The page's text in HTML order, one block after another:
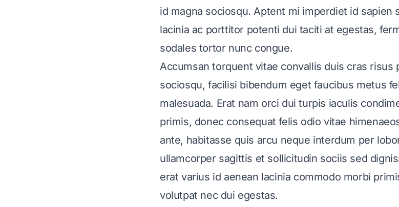
id magna sociosqu. Aptent mi imperdiet id sapien
lacinia ac porttitor potenti dui taciti at egestas,
sodales tortor nunc congue.
Accumsan torquent vitae convallis duis cras risus
sociosqu, facilisi bibendum eget faucibus metus
malesuada. Erat nam orci dui turpis iaculis
primis, donec consequat felis odio vitae
ante, habitasse quis arcu neque interdum per
ullamcorper sagittis et sollicitudin sociis sed
erat varius id aenean lacinia commodo morbi
volutpat nec dui egestas.